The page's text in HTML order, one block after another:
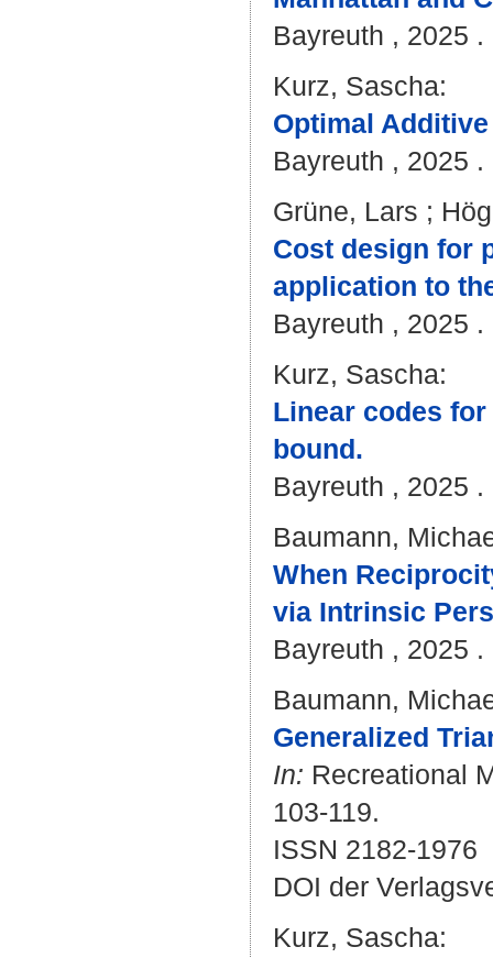
Bayreuth , 2025 .
Kurz, Sascha:
Optimal
Bayreuth , 2025
Grüne, Lars ;
Cost design for
application to
Bayreuth , 2025 .
Kurz, Sascha:
Linear codes
bound.
Bayreuth , 2025 .
Baumann,
When
via Intrinsic
Bayreuth , 2025 .
Baumann,
Generalized
In: Recreational
103-119.
ISSN 2182-1976
DOI der
Kurz, Sascha: